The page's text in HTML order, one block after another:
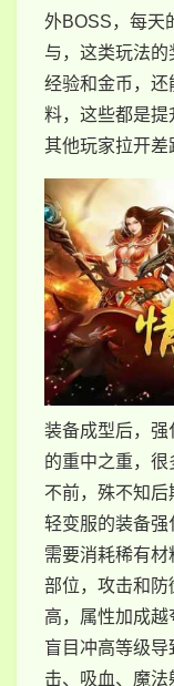
外BOSS，每天
与，这类玩法
经验和金币，
料，这些都是
其他玩家拉开差
装备成型后，强
的重中之重，
不前，殊不知
轻变服的装备强
需要消耗稀有
部位，攻击和
高，属性加成越
盲目冲高等级
击、吸血、魔